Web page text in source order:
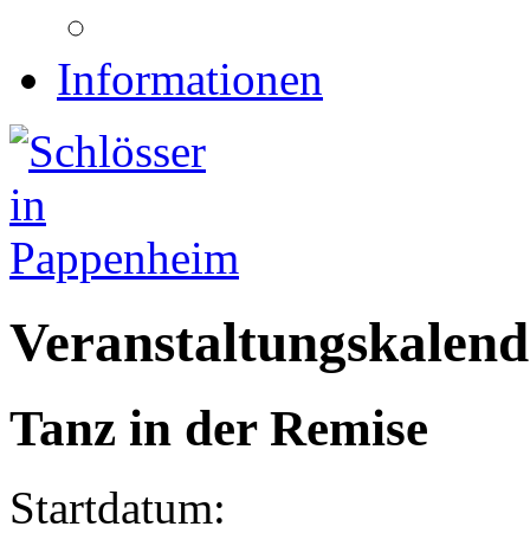
Informationen
Tanz in der Remise
Startdatum: